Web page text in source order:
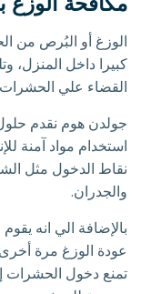
الوزغ أو البُرص من
كبيرا داخل المنزل،
القضاء علي الحشرات
جولدن هوم نقدم
استخدام مواد آمنة
نقاط الدخول مثل
والجدران.
بالإضافة الي انه
عودة الوزغ مرة
تمنع دخول الحشرات